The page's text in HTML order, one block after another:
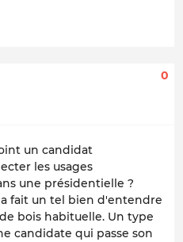
0
un candidat
les usages
une présidentielle ?
fait un tel bien d'entendre
bois habituelle. Un type
candidate qui passe son